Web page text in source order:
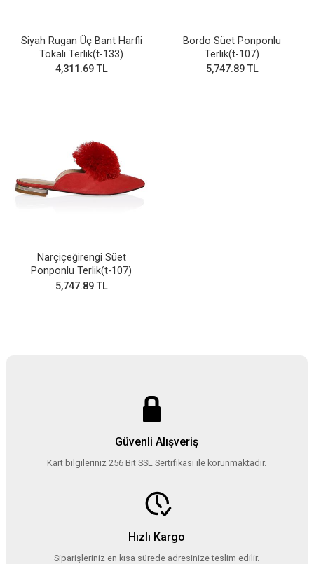
Siyah Rugan Üç Bant Harfli
Tokalı Terlik(t-133)
4,311.69 TL
Bordo Süet Ponponlu
Terlik(t-107)
5,747.89 TL
Narçiçeğirengi Süet
Ponponlu Terlik(t-107)
5,747.89 TL
Güvenli Alışveriş
Kart bilgileriniz 256 Bit SSL Sertifikası ile korunmaktadır.
Hızlı Kargo
Siparişleriniz en kısa sürede adresinize teslim edilir.